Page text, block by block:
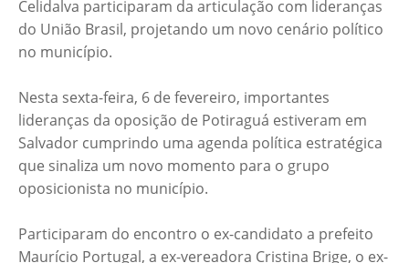
Celidalva participaram da articulação com lideranças
do União Brasil, projetando um novo cenário político
no município.
Nesta sexta-feira, 6 de fevereiro, importantes
lideranças da oposição de Potiraguá estiveram em
Salvador cumprindo uma agenda política estratégica
que sinaliza um novo momento para o grupo
oposicionista no município.
Participaram do encontro o ex-candidato a prefeito
Maurício Portugal, a ex-vereadora Cristina Brige, o ex-